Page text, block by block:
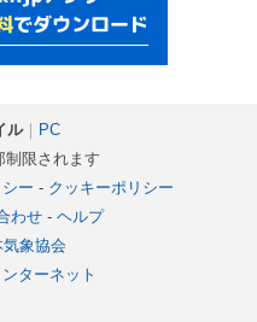
ル｜ PC
限されます
ー - クッキーポリシー
わせ- ヘルプ
気象協会
ターネット